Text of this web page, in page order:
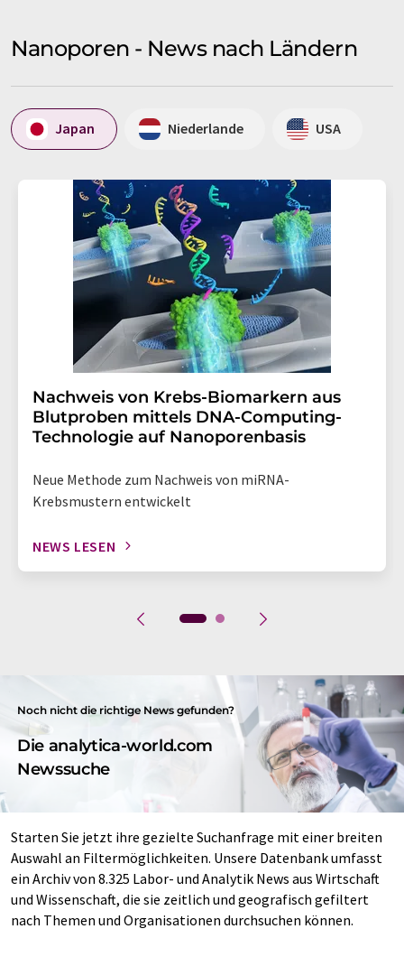
Nanoporen - News nach Ländern
Japan Niederlande USA
Nachweis von Krebs-Biomarkern aus
Blutproben mittels DNA-Computing-
Technologie auf Nanoporenbasis
Neue Methode zum Nachweis von miRNA-
Krebsmustern entwickelt
NEWS LESEN
Noch nicht die richtige News gefunden?
Die analytica-world.com
Newssuche
Starten Sie jetzt ihre gezielte Suchanfrage mit einer breiten
Auswahl an Filtermöglichkeiten. Unsere Datenbank umfasst
ein Archiv von 8.325 Labor- und Analytik News aus Wirtschaft
und Wissenschaft, die sie zeitlich und geografisch gefiltert
nach Themen und Organisationen durchsuchen können.